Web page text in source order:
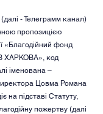
- Телеграмм канал)
пропозицією
«Благодійний фонд
ХАРКОВА», код
іменована –
Цовма Романа
на підставі Статуту,
пожертву (далі